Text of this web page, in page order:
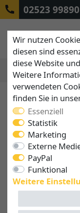
02523
Wir nutzen
diesen sind
diese Website
Weitere
verwendeten
finden Sie in
Essenziell
Statistik
Marketing
Externe
PayPal
Funktional
Weitere